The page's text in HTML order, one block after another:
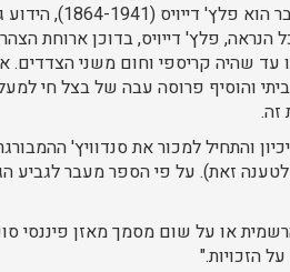
רוב הטקסנים
פלץ' דייויס, בדוכן ארוחת
עד שהיה קריספי וחום משני
והוסיף פרוסה עבה של בצל חי
זה.
והתחיל למכור את סנדוויץ'
זאת). על פי הספר מעבר לגביע
הזכויות."